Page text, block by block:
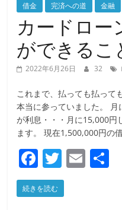
借金 完済への道 金融
カードロー
ができるこ
2022年6月26日 32
これまで、払っても払って
本当に参っていました。
が利息・・・月に15,000円
ます。 現在1,500,000円の
F
a
c
T
w
itt
E
続きを読む